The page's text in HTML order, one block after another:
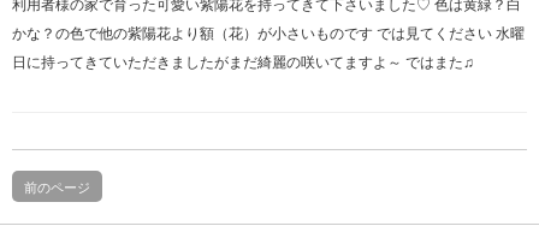
かな？の色で他の紫陽花より額（花）が小さいものです では見てください 水曜
日に持ってきていただきましたがまだ綺麗の咲いてますよ～ ではまた♫
前のページ